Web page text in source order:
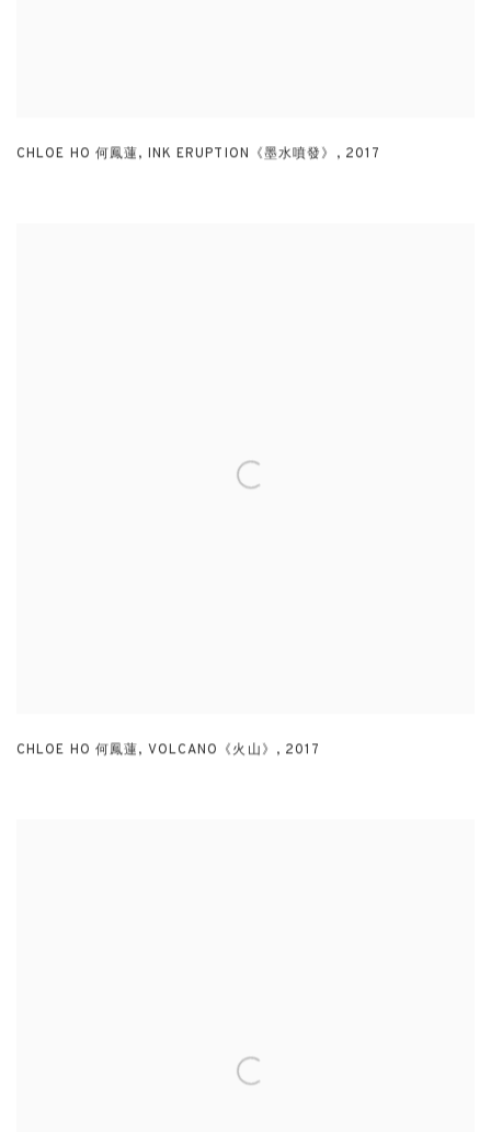
CHLOE HO 何鳳蓮, INK ERUPTION《墨水噴發》 , 2017
CHLOE HO 何鳳蓮, VOLCANO《火山》 , 2017